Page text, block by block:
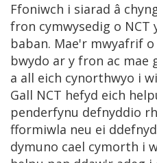
Ffoniwch i siarad â
fron cymwysedig o NCT
baban. Mae'r mwyafrif
bwydo ar y fron ac mae
a all eich cynorthwyo i
Gall NCT hefyd eich
penderfynu defnyddio
fformiwla neu ei
dymuno cael cymorth i